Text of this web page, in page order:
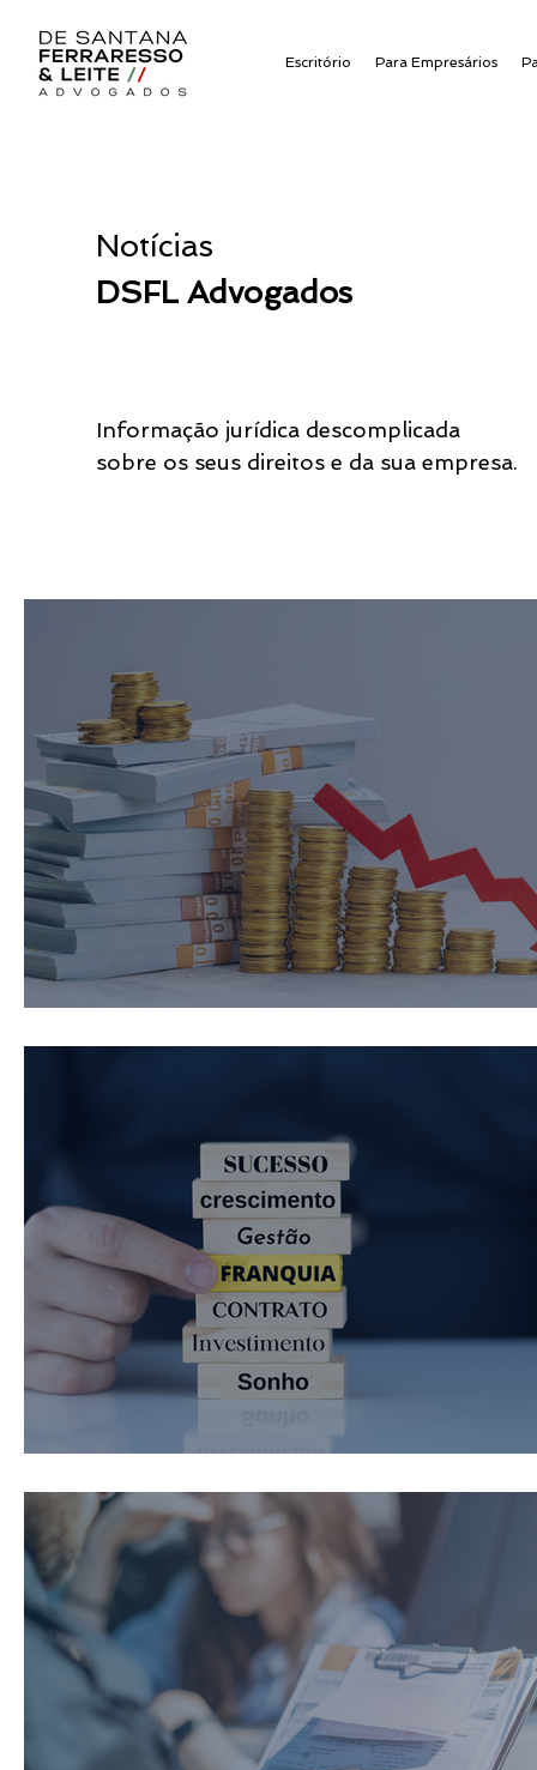
Escritório Para Empresários
Notícias
DSFL Advogados
Informação jurídica descomplicada
sobre os seus direitos e da sua empresa.